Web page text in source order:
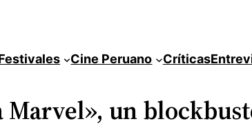
Cine Peruano Críticas
Marvel», un